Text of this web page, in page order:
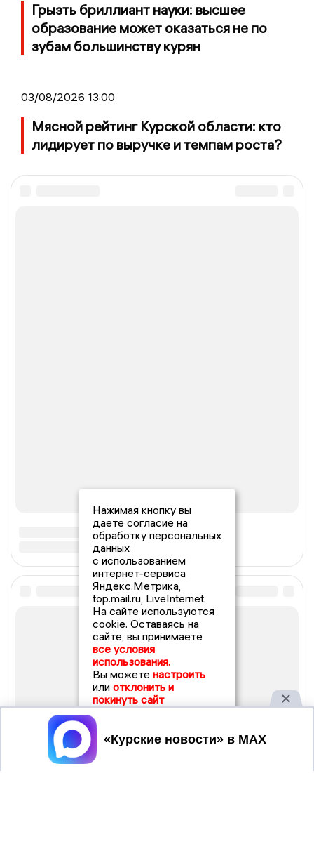
Грызть бриллиант науки: высшее
образование может оказаться не по
зубам большинству курян
03/08/2026 13:00
Мясной рейтинг Курской области: кто
лидирует по выручке и темпам роста?
Нажимая кнопку вы
даете согласие на
обработку персональных
данных
с использованием
интернет-сервиса
Яндекс.Метрика,
top.mail.ru, LiveInternet.
На сайте используются
cookie. Оставаясь на
сайте, вы принимаете
все условия
использования.
Вы можете настроить
или отклонить и
покинуть сайт
Принять